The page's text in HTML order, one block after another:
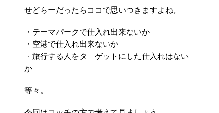
せどらーだったらココで思いつきますよね。
・テーマパークで仕入れ出来ないか
・空港で仕入れ出来ないか
・旅行する人をターゲットにした仕入れはない
か
等々。